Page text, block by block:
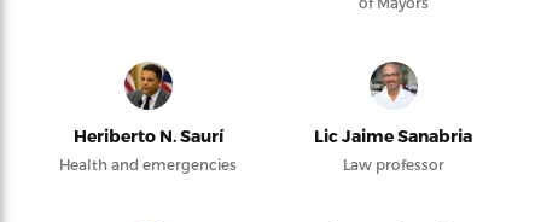
Heriberto N. Saurí
Health and emergencies
Lic Jaime Sanabria
Law professor